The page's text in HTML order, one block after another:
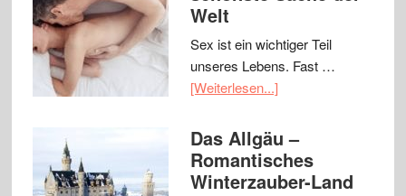
Welt
Sex ist ein wichtiger Teil
unseres Lebens. Fast …
[Weiterlesen...]
Das Allgäu –
Romantisches
Winterzauber-Land